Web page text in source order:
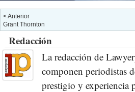
< Anterior
Grant Thornton
Redacción
La redacción de
componen periodistas
prestigio y experiencia